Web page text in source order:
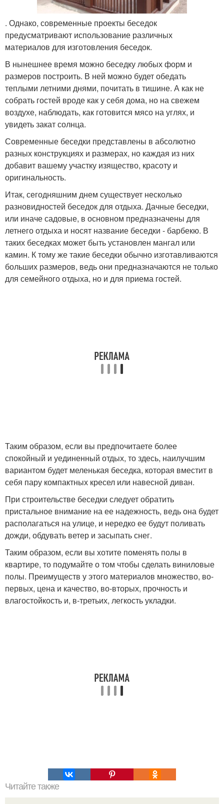
. Однако, современные проекты беседок
предусматривают использование различных
материалов для изготовления беседок.
В нынешнее время можно беседку любых форм и
размеров построить. В ней можно будет обедать
теплыми летними днями, почитать в тишине. А как не
собрать гостей вроде как у себя дома, но на свежем
воздухе, наблюдать, как готовится мясо на углях, и
увидеть закат солнца.
Современные беседки представлены в абсолютно
разных конструкциях и размерах, но каждая из них
добавит вашему участку изящество, красоту и
оригинальность.
Итак, сегодняшним днем существует несколько
разновидностей беседок для отдыха. Дачные беседки,
или иначе садовые, в основном предназначены для
летнего отдыха и носят название беседки - барбекю. В
таких беседках может быть установлен мангал или
камин. К тому же такие беседки обычно изготавливаются
больших размеров, ведь они предназначаются не только
для семейного отдыха, но и для приема гостей.
Таким образом, если вы предпочитаете более
спокойный и уединенный отдых, то здесь, наилучшим
вариантом будет меленькая беседка, которая вместит в
себя пару компактных кресел или навесной диван.
При строительстве беседки следует обратить
пристальное внимание на ее надежность, ведь она будет
располагаться на улице, и нередко ее будут поливать
дожди, обдувать ветер и засыпать снег.
Таким образом, если вы хотите поменять полы в
квартире, то подумайте о том чтобы сделать виниловые
полы. Преимуществ у этого материалов множество, во-
первых, цена и качество, во-вторых, прочность и
влагостойкость и, в-третьих, легкость укладки.
Читайте также